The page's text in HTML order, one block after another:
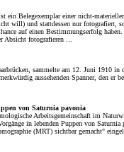
ein Belegexemplar einer nicht-
will) und stattdessen nur fotografiert,
auf einen Bestimmungserfolg
Absicht fotografieren ...
sammelte am 12. Juni 1910 in
aussehenden Spanner, den er
von Saturnia pavonia
Arbeitsgemeinschaft im
in lebenden Puppen von Saturnia
(MRT) sichtbar gemacht"